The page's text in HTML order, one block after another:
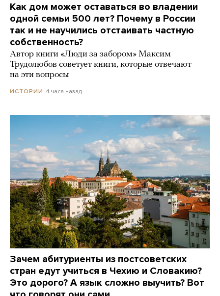
Как дом может оставаться во владении
одной семьи 500 лет? Почему в России
так и не научились отстаивать частную
собственность?
Автор книги «Люди за забором» Максим
Трудолюбов советует книги, которые отвечают
на эти вопросы
ИСТОРИИ 4 часа назад
Зачем абитуриенты из постсоветских
стран едут учиться в Чехию и Словакию?
Это дорого? А язык сложно выучить? Вот